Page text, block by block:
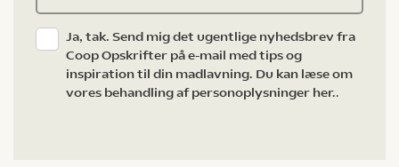
Ja, tak. Send mig det ugentlige nyhedsbrev fra
Coop Opskrifter på e-mail med tips og
inspiration til din madlavning. Du kan læse om
vores behandling af personoplysninger her..